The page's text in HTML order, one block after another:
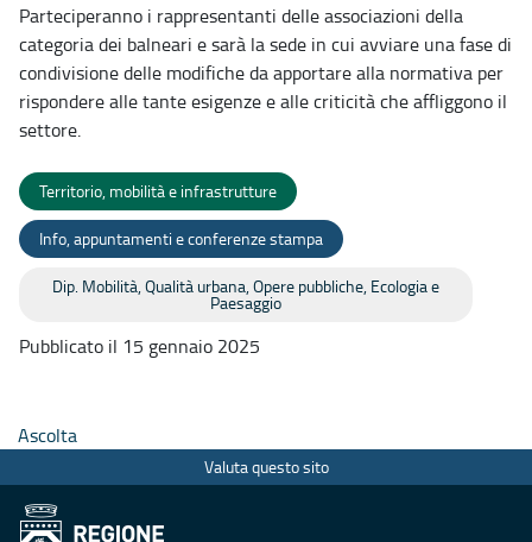
Parteciperanno i rappresentanti delle associazioni della
categoria dei balneari e sarà la sede in cui avviare una fase di
condivisione delle modifiche da apportare alla normativa per
rispondere alle tante esigenze e alle criticità che affliggono il
settore.
Territorio, mobilità e infrastrutture
Info, appuntamenti e conferenze stampa
Dip. Mobilità, Qualità urbana, Opere pubbliche, Ecologia e
Paesaggio
Pubblicato il 15 gennaio 2025
Ascolta
Valuta questo sito